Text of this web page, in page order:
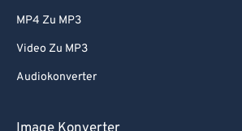
MP4 Zu MP3
Video Zu MP3
Audiokonverter